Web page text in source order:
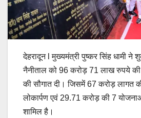
देहरादून l मुख्यमंत्री पुष्कर सिंह धामी ने
नैनीताल को 96 करोड़ 71 लाख रुपये
की सौगात दी। जिसमें 67 करोड़ लागत
लोकार्पण एवं 29.71 करोड़ की 7
शामिल है।